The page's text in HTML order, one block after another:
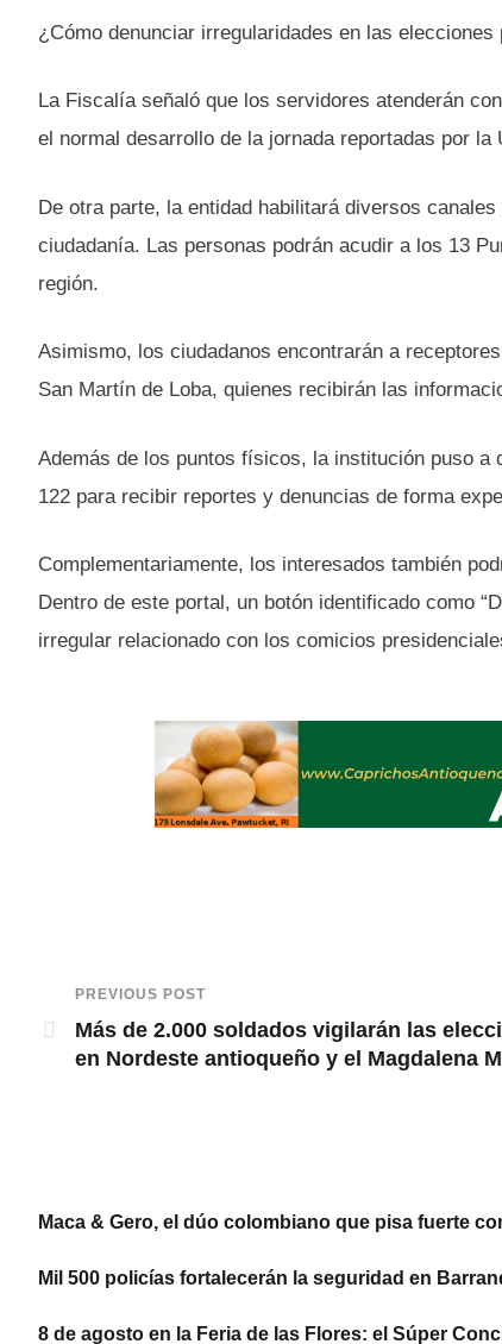
¿Cómo denunciar irregularidades en las elecciones
La Fiscalía señaló que los servidores atenderán
el normal desarrollo de la jornada reportadas por
De otra parte, la entidad habilitará diversos
ciudadanía. Las personas podrán acudir a los 13
región.
Asimismo, los ciudadanos encontrarán a
San Martín de Loba, quienes recibirán las
Además de los puntos físicos, la institución puso
122 para recibir reportes y denuncias de forma
Complementariamente, los interesados también
Dentro de este portal, un botón identificado como
irregular relacionado con los comicios
PREVIOUS POST
Más de 2.000 soldados vigilarán las
en Nordeste antioqueño y el Magdalena
Maca & Gero, el dúo colombiano que pisa fuerte
Mil 500 policías fortalecerán la seguridad en
8 de agosto en la Feria de las Flores: el Súper